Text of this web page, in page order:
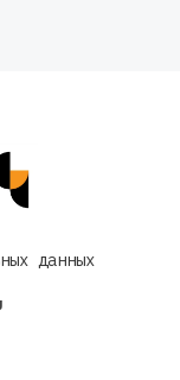
данных